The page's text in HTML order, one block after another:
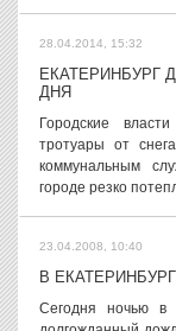
28.04.2014, 15:32
ЕКАТЕРИНБУРГ
ДНЯ
Городские
тротуары от
коммунальным
городе резко
23.04.2008, 10:40
В
Сегодня ночью в